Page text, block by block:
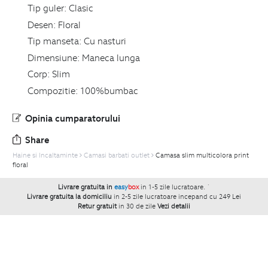
Tip guler: Clasic
Desen: Floral
Tip manseta: Cu nasturi
Dimensiune: Maneca lunga
Corp: Slim
Compozitie: 100%bumbac
Opinia cumparatorului
Share
Haine si Incaltaminte Camasi barbati outlet
Camasa slim multicolora print
floral
Livrare gratuita in easybox in 1-5 zile lucratoare. `
Livrare gratuita la domiciliu in 2-5 zile lucratoare incepand cu 249 Lei
Retur gratuit in 30 de zile Vezi detalii